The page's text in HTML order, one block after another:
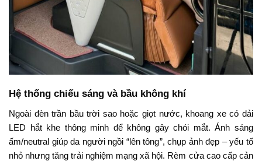
Hệ thống chiếu sáng và bầu không khí
Ngoài đèn trần bầu trời sao hoặc giọt nước, khoang xe có dải
LED hắt khe thông minh để không gây chói mắt. Ánh sáng
ấm/neutral giúp da người ngồi “lên tông”, chụp ảnh đẹp – yếu tố
nhỏ nhưng tăng trải nghiệm mạng xã hội. Rèm cửa cao cấp cản